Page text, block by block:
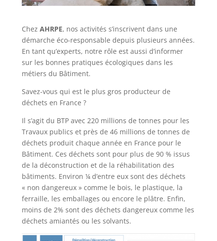
Chez AHRPE, nos activités s’inscrivent dans une
démarche éco-responsable depuis plusieurs années.
En tant qu’experts, notre rôle est aussi d’informer
sur les bonnes pratiques écologiques dans les
métiers du Bâtiment.
Savez-vous qui est le plus gros producteur de
déchets en France ?
Il s’agit du BTP avec 220 millions de tonnes pour les
Travaux publics et près de 46 millions de tonnes de
déchets produit chaque année en France pour le
Bâtiment. Ces déchets sont pour plus de 90 % issus
de la déconstruction et de la réhabilitation des
bâtiments. Environ ¼ d’entre eux sont des déchets
« non dangereux » comme le bois, le plastique, la
ferraille, les emballages ou encore le plâtre. Enfin,
moins de 2% sont des déchets dangereux comme les
déchets amiantés ou les solvants.